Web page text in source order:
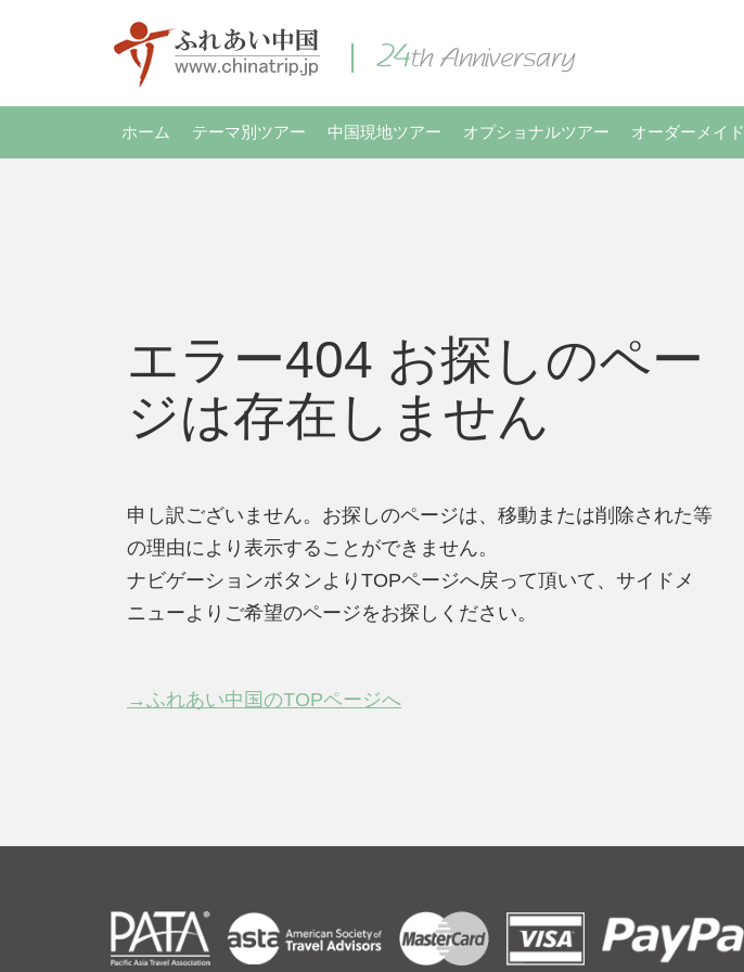
ホーム テーマ別ツアー 中国現地ツアー オプショナルツアー オーダーメイド
エラー404 お探しのペー
ジは存在しません
申し訳ございません。お探しのページは、移動または削除された等
の理由により表示することができません。
ナビゲーションボタンよりTOPページへ戻って頂いて、サイドメ
ニューよりご希望のページをお探しください。
→ふれあい中国のTOPページへ